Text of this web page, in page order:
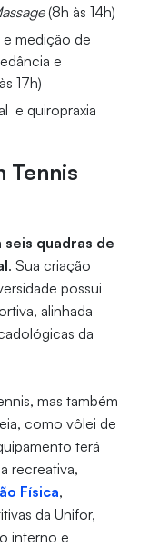
(8h às 14h)
medição de
e
17h)
e quiropraxia
Tennis
seis quadras de
. Sua criação
possui
alinhada
da
mas também
como vôlei de
terá
recreativa,
Física,
da Unifor,
interno e